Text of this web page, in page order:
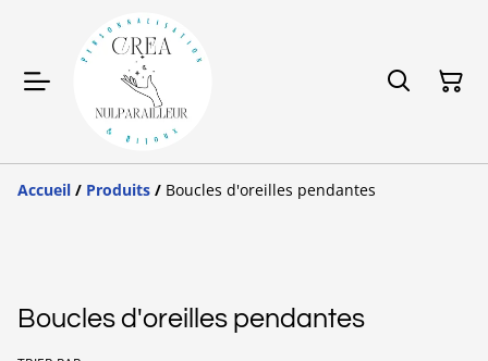
Accueil / Produits / Boucles d'oreilles pendantes
Boucles d'oreilles pendantes